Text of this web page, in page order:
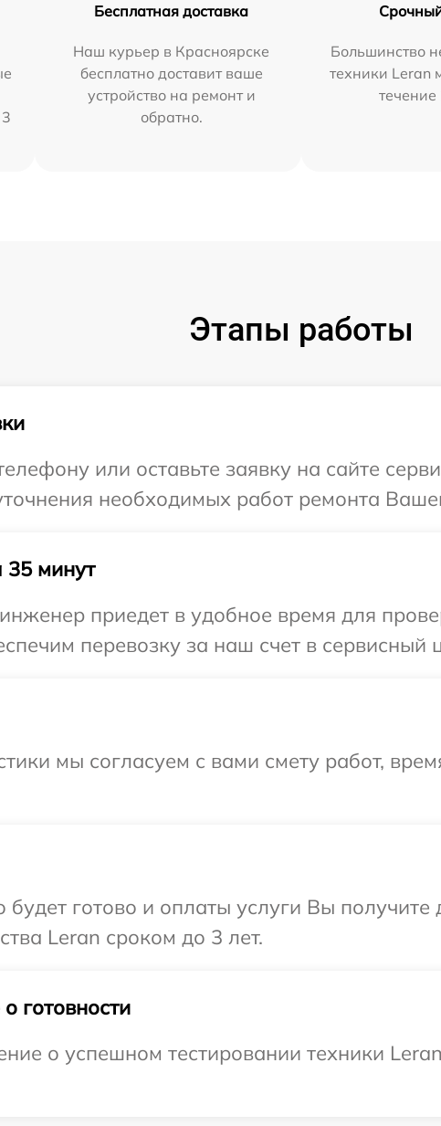
Бесплатная доставка
Наш курьер в Красноярске
бесплатно доставит ваше
устройство на ремонт и
обратно.
Большинство
техники Leran
течение
Этапы работы
или оставьте заявку на сайте
необходимых работ ремонта
35 минут
приедет в удобное время для
перевозку за наш счет в сервисный
мы согласуем с вами смету работ,
будет готово и оплаты услуги Вы
Leran сроком до 3 лет.
готовности
о успешном тестировании техники